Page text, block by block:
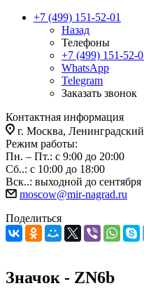
+7 (499) 151-52-01
Назад
Телефоны
+7 (499) 151-52-
WhatsApp
Telegram
Заказать звонок
Контактная информация
г. Москва,
Режим работы:
Пн. – Пт.: с 9:00 до 20:00
Сб..: с 10:00 до 18:00
Вск..: выходной до сентября
moscow@mir-nagrad.ru
Поделиться
Значок - ZN6b